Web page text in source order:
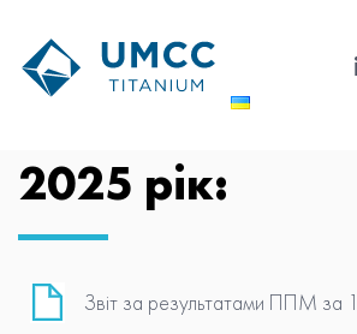
2025 рік:
Звіт за результатами ППМ за